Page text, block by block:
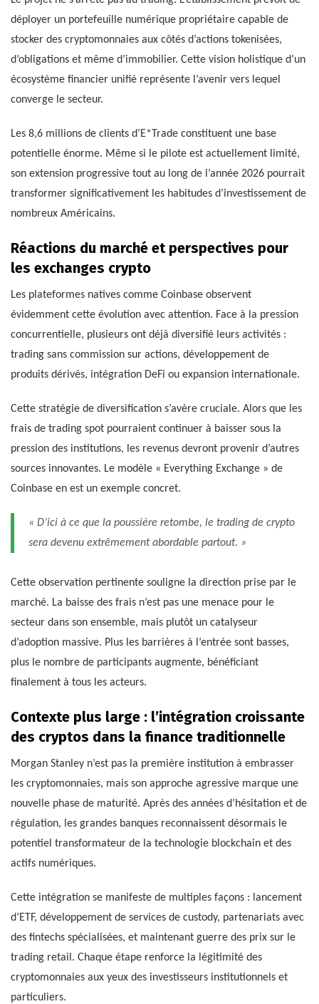
déployer un portefeuille numérique propriétaire capable de
stocker des cryptomonnaies aux côtés d’actions tokenisées,
d’obligations et même d’immobilier. Cette vision holistique d’un
écosystème financier unifié représente l’avenir vers lequel
converge le secteur.
Les 8,6 millions de clients d’E*Trade constituent une base
potentielle énorme. Même si le pilote est actuellement limité,
son extension progressive tout au long de l’année 2026 pourrait
transformer significativement les habitudes d’investissement de
nombreux Américains.
Réactions du marché et perspectives pour
les exchanges crypto
Les plateformes natives comme Coinbase observent
évidemment cette évolution avec attention. Face à la pression
concurrentielle, plusieurs ont déjà diversifié leurs activités :
trading sans commission sur actions, développement de
produits dérivés, intégration DeFi ou expansion internationale.
Cette stratégie de diversification s’avère cruciale. Alors que les
frais de trading spot pourraient continuer à baisser sous la
pression des institutions, les revenus devront provenir d’autres
sources innovantes. Le modèle « Everything Exchange » de
Coinbase en est un exemple concret.
« D’ici à ce que la poussière retombe, le trading de crypto
sera devenu extrêmement abordable partout. »
Cette observation pertinente souligne la direction prise par le
marché. La baisse des frais n’est pas une menace pour le
secteur dans son ensemble, mais plutôt un catalyseur
d’adoption massive. Plus les barrières à l’entrée sont basses,
plus le nombre de participants augmente, bénéficiant
finalement à tous les acteurs.
Contexte plus large : l’intégration croissante
des cryptos dans la finance traditionnelle
Morgan Stanley n’est pas la première institution à embrasser
les cryptomonnaies, mais son approche agressive marque une
nouvelle phase de maturité. Après des années d’hésitation et de
régulation, les grandes banques reconnaissent désormais le
potentiel transformateur de la technologie blockchain et des
actifs numériques.
Cette intégration se manifeste de multiples façons : lancement
d’ETF, développement de services de custody, partenariats avec
des fintechs spécialisées, et maintenant guerre des prix sur le
trading retail. Chaque étape renforce la légitimité des
cryptomonnaies aux yeux des investisseurs institutionnels et
particuliers.